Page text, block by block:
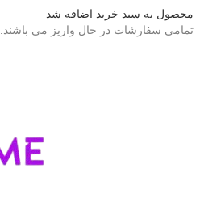
محصول به سبد خرید اضافه شد
تمامی سفارشات در حال واریز می باشند.